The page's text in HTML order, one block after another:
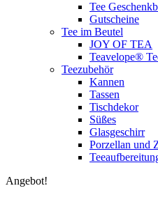
Tee
Gutscheine
Tee im Beutel
JOY OF TEA
Teavelope®
Teezubehör
Kannen
Tassen
Tischdekor
Süßes
Glasgeschirr
Porzellan und
Angebot!